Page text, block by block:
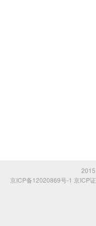
京ICP备12020869号-1 京ICP